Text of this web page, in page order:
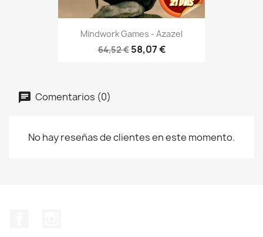
Mindwork Games - Azazel
64,52 € 58,07 €
Comentarios (0)
No hay reseñas de clientes en este momento.